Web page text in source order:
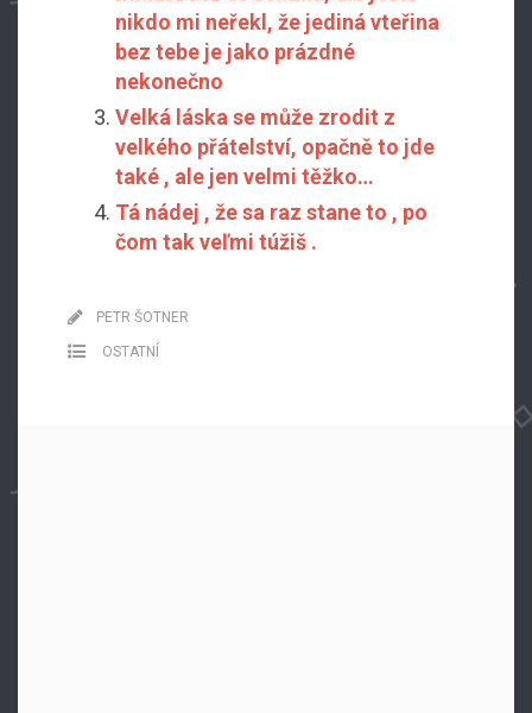
nikdo mi neřekl, že jediná vteřina
bez tebe je jako prázdné
nekonečno
Velká láska se může zrodit z
velkého přátelství, opačně to jde
také , ale jen velmi těžko…
Tá nádej , že sa raz stane to , po
čom tak veľmi túžiš .
PETR ŠOTNER
OSTATNÍ